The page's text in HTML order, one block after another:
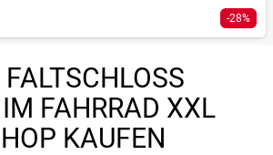
-28%
FAHRRAD XXL
KAUFEN